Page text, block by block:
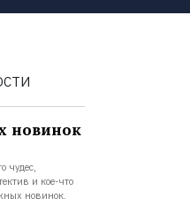
новинок
чудес,
и кое-что
новинок.